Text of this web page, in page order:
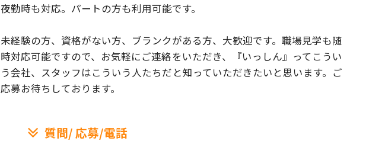
夜勤時も対応。パートの方も利用可能です。
未経験の方、資格がない方、ブランクがある方、大歓迎です。 職場見学も随
時対応可能ですので、お気軽にご連絡をいただき、
『いっしん』ってこうい
う会社、スタッフはこういう人たちだと知っていただきたいと思います。ご
応募お待ちしております。
質問/応募/電話